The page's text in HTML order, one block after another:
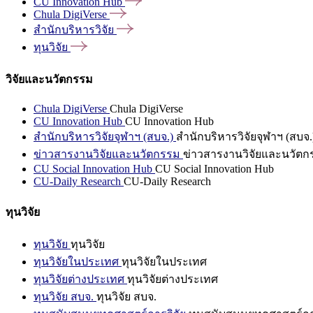
Chula DigiVerse
สำนักบริหารวิจัย
ทุนวิจัย
วิจัยและนวัตกรรม
Chula DigiVerse Chula DigiVerse
CU Innovation Hub CU Innovation Hub
สำนักบริหารวิจัยจุฬาฯ (สบจ.) สำนักบริหารวิจัยจุฬาฯ (สบจ
ข่าวสารงานวิจัยและนวัตกรรม ข่าวสารงานวิจัยและนวัตก
CU Social Innovation Hub CU Social Innovation Hub
CU-Daily Research CU-Daily Research
ทุนวิจัย
ทุนวิจัย ทุนวิจัย
ทุนวิจัยในประเทศ ทุนวิจัยในประเทศ
ทุนวิจัยต่างประเทศ ทุนวิจัยต่างประเทศ
ทุนวิจัย สบจ. ทุนวิจัย สบจ.